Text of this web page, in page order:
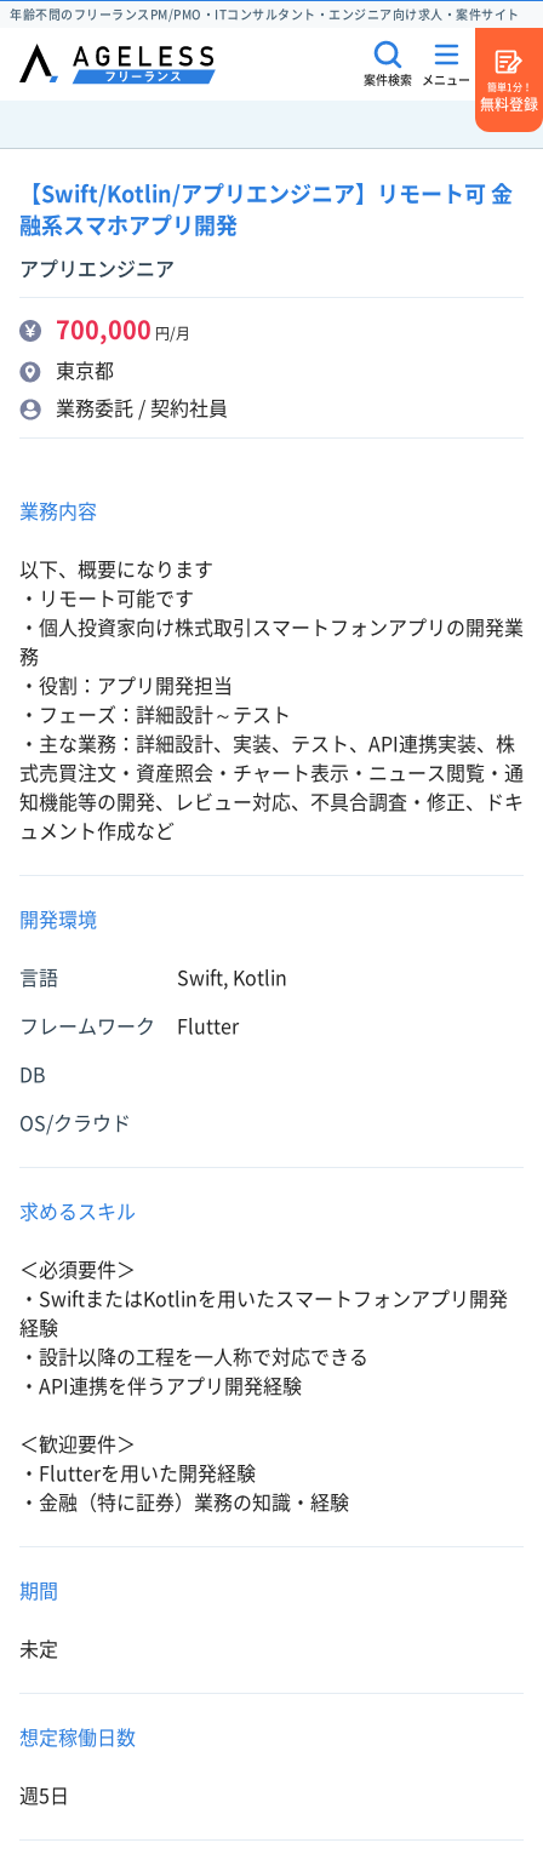
年齢不問のフリーランスPM/PMO・ITコンサルタント・エンジニア向け求人・案件サイト
案件検索 メニュー
簡単1分！
無料登録
【Swift/Kotlin/アプリエンジニア】リモート可 金
融系スマホアプリ開発
アプリエンジニア
700,000 円/月
東京都
業務委託 / 契約社員
業務内容
以下、概要になります
・リモート可能です
・個人投資家向け株式取引スマートフォンアプリの開発業
務
・役割：アプリ開発担当
・フェーズ：詳細設計～テスト
・主な業務：詳細設計、実装、テスト、API連携実装、株
式売買注文・資産照会・チャート表示・ニュース閲覧・通
知機能等の開発、レビュー対応、不具合調査・修正、ドキ
ュメント作成など
開発環境
言語 Swift, Kotlin
フレームワーク Flutter
DB
OS/クラウド
求めるスキル
＜必須要件＞
・SwiftまたはKotlinを用いたスマートフォンアプリ開発
経験
・設計以降の工程を一人称で対応できる
・API連携を伴うアプリ開発経験
＜歓迎要件＞
・Flutterを用いた開発経験
・金融（特に証券）業務の知識・経験
期間
未定
想定稼働日数
週5日